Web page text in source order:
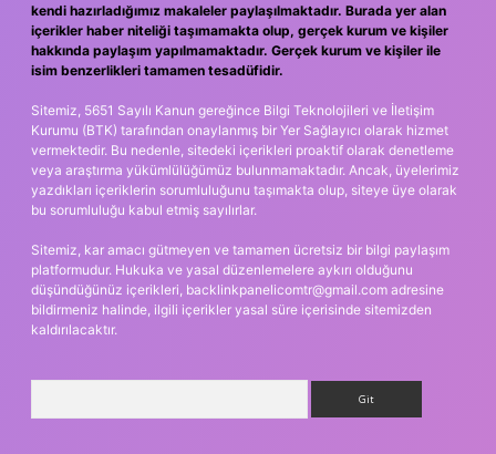
kendi hazırladığımız makaleler paylaşılmaktadır. Burada yer alan
içerikler haber niteliği taşımamakta olup, gerçek kurum ve kişiler
hakkında paylaşım yapılmamaktadır. Gerçek kurum ve kişiler ile
isim benzerlikleri tamamen tesadüfidir.
Sitemiz, 5651 Sayılı Kanun gereğince Bilgi Teknolojileri ve İletişim
Kurumu (BTK) tarafından onaylanmış bir Yer Sağlayıcı olarak hizmet
vermektedir. Bu nedenle, sitedeki içerikleri proaktif olarak denetleme
veya araştırma yükümlülüğümüz bulunmamaktadır. Ancak, üyelerimiz
yazdıkları içeriklerin sorumluluğunu taşımakta olup, siteye üye olarak
bu sorumluluğu kabul etmiş sayılırlar.
Sitemiz, kar amacı gütmeyen ve tamamen ücretsiz bir bilgi paylaşım
platformudur. Hukuka ve yasal düzenlemelere aykırı olduğunu
düşündüğünüz içerikleri, backlinkpanelicomtr@gmail.com adresine
bildirmeniz halinde, ilgili içerikler yasal süre içerisinde sitemizden
kaldırılacaktır.